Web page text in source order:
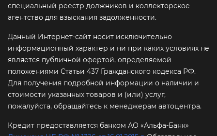
специальный реестр должников и коллекторское
агентство для взыскания задолженности.
Данный Интернет-сайт носит исключительно
информационный характер и ни при каких условиях не
является публичной офертой, определяемой
положениями Статьи 437 Гражданского кодекса РФ.
Для получения подробной информации о наличии и
стоимости указанных товаров и (или) услуг,
пожалуйста, обращайтесь к менеджерам автоцентра.
Кредит предоставляется банком АО «Альфа-Банк»